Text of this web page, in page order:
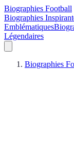
Biographies Football
Biographies
Emblématiques
Légendaires
Biographies